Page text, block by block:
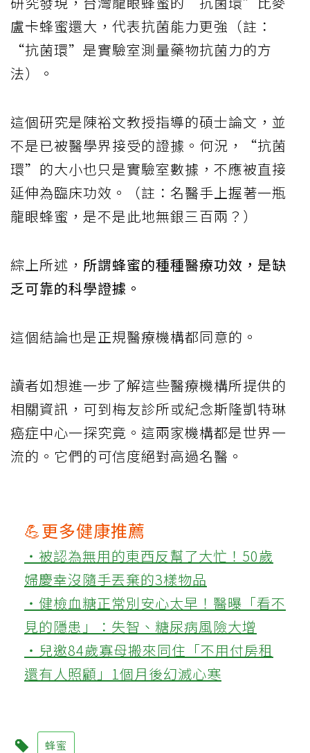
盧卡蜂蜜還大，代表抗菌能力更強（註：
“抗菌環”是實驗室測量藥物抗菌力的方
法）。
這個研究是陳裕文教授指導的碩士論文，並
不是已被醫學界接受的證據。何況，“抗菌
環”的大小也只是實驗室數據，不應被直接
延伸為臨床功效。（註：名醫手上握著一瓶
龍眼蜂蜜，是不是此地無銀三百兩？）
綜上所述， 所謂蜂蜜的種種醫療功效，是缺
乏可靠的科學證據。
這個結論也是正規醫療機構都同意的。
讀者如想進一步了解這些醫療機構所提供的
相關資訊，可到梅友診所或紀念斯隆凱特琳
癌症中心一探究竟。這兩家機構都是世界一
流的。它們的可信度絕對高過名醫。
💪更多健康推薦
‧被認為無用的東西反幫了大忙！50歲
婦慶幸沒隨手丟棄的3樣物品
‧健檢血糖正常別安心太早！醫曝「看不
見的隱患」：失智、糖尿病風險大增
‧兒邀84歲寡母搬來同住「不用付房租
還有人照顧」1個月後幻滅心寒
蜂蜜